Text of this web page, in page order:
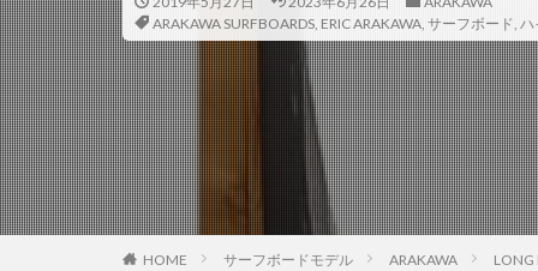
ARAKAWA SURFBOARDS, ERIC ARAKAWA, サーフボード, ハ
HOME サーフボードモデル ARAKAWA LONG